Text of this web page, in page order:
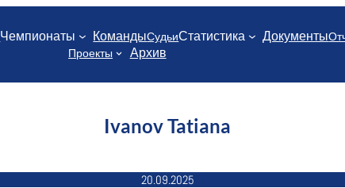
Чемпионаты КомандыСудьиСтатистика Документы
Проекты
Архив
Ivanov Tatiana
20.09.2025